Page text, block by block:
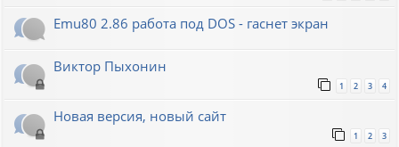
Emu80 2.86 работа под DOS - гаснет экран
Виктор Пыхонин
1 2 3 4
Новая версия, новый сайт
1 2 3